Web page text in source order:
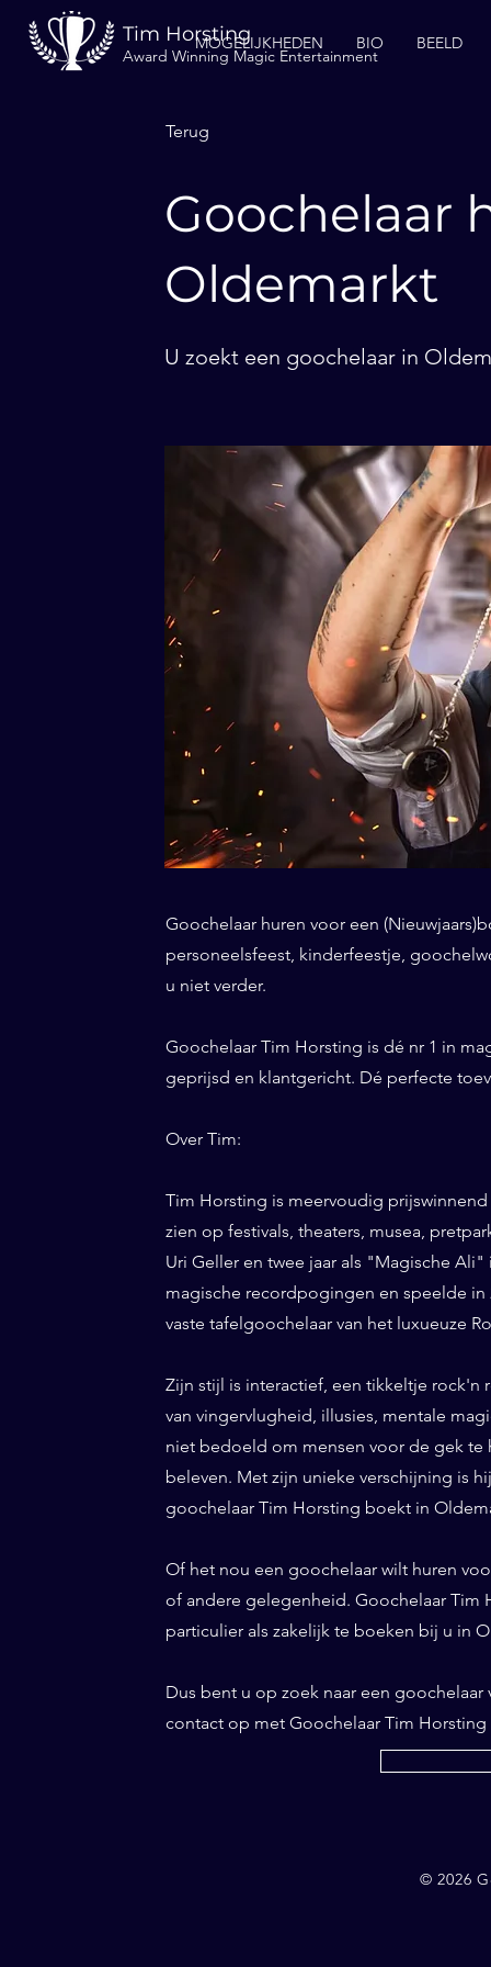
Tim Horsting
Award Winning Magic Entertainment
MOGELIJKHEDEN BIO BEELD
Terug
Goochelaar
Oldemarkt
U zoekt een goochelaar in
Goochelaar huren voor een
personeelsfeest, kinderfeestje,
u niet verder.
Goochelaar Tim Horsting is dé nr 1 in
geprijsd en klantgericht. Dé perfecte
Over Tim:
Tim Horsting is meervoudig
zien op festivals, theaters, musea,
Uri Geller en twee jaar als "Magische
magische recordpogingen en speelde in
vaste tafelgoochelaar van het luxueuze
Zijn stijl is interactief, een tikkeltje rock'n
van vingervlugheid, illusies, mentale
niet bedoeld om mensen voor de gek te
beleven. Met zijn unieke verschijning is
goochelaar Tim Horsting boekt in
Of het nou een goochelaar wilt huren
of andere gelegenheid. Goochelaar Tim
particulier als zakelijk te boeken bij u in
Dus bent u op zoek naar een
contact op met Goochelaar Tim Horsting
© 2026